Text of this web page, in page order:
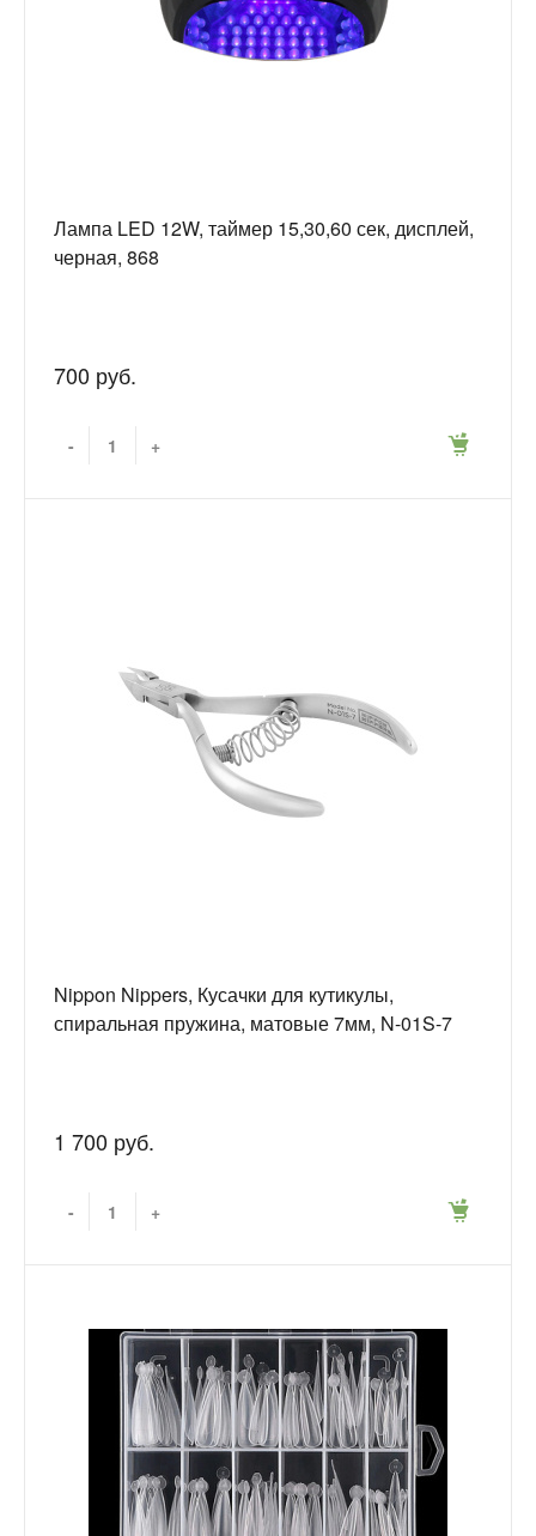
Лампа LED 12W, таймер 15,30,60 сек, дисплей,
черная, 868
700 руб.
- +
Nippon Nippers, Кусачки для кутикулы,
спиральная пружина, матовые 7мм, N-01S-7
1 700 руб.
- +